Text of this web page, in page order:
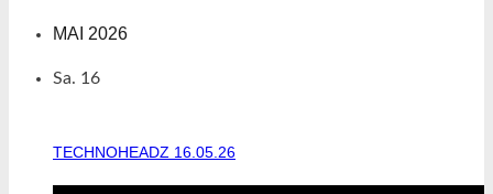
MAI 2026
Sa. 16
TECHNOHEADZ 16.05.26